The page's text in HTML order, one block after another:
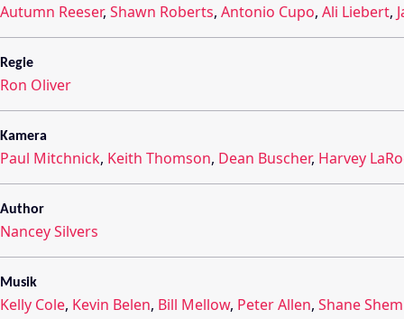
Autumn Reeser, Shawn Roberts, Antonio Cupo, Ali Liebert,
Regie
Ron Oliver
Kamera
Paul Mitchnick, Keith Thomson, Dean Buscher, Harvey
Author
Nancey Silvers
Musik
Kelly Cole, Kevin Belen, Bill Mellow, Peter Allen, Shane